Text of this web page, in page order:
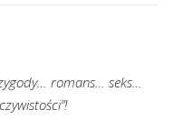
romans… seks…